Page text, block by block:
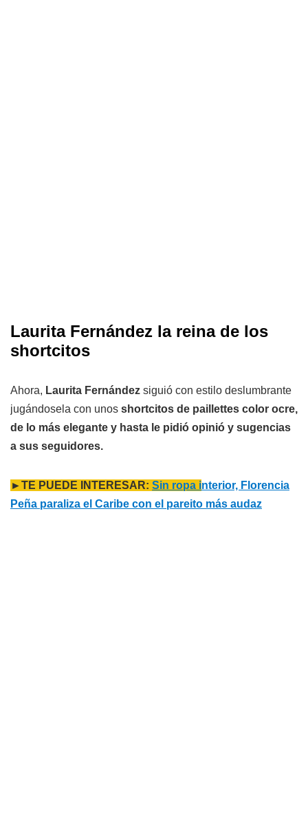
Laurita Fernández la reina de los
shortcitos
Ahora, Laurita Fernández siguió con estilo deslumbrante
jugándosela con unos shortcitos de paillettes color ocre,
de lo más elegante y hasta le pidió opinió y sugencias
a sus seguidores.
►TE PUEDE INTERESAR: Sin ropa interior, Florencia
Peña paraliza el Caribe con el pareito más audaz